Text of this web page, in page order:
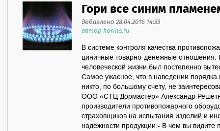
Гори все синим
добавлено 28.04.2016 14:55
автор korins.ru
В системе контроля качества
циничные товарно-денежные отношения.
человеческой жизни был постепенно
Самое ужасное, что в наведении
никто, по большому счету, не
ООО «СТЦ Дормастер» Александр
производители противопожарного
страховщиков на испытания изделий и
надежности продукции.- В чем вы